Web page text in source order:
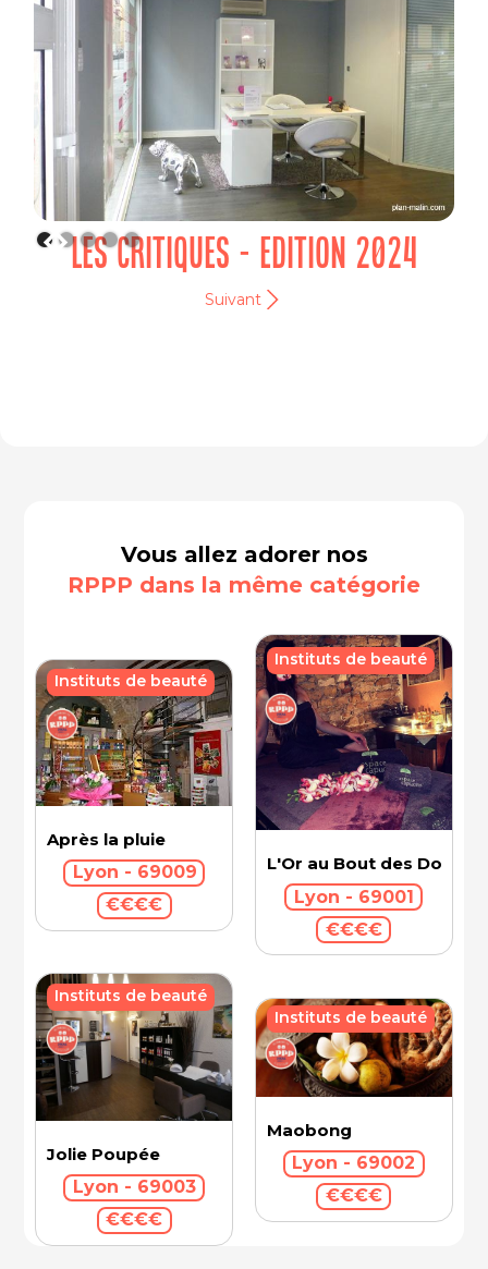
LES CRITIQUES - EDITION 2024
Suivant
Vous allez adorer nos
RPPP dans la même catégorie
Après la pluie
Lyon - 69009
€€€€
Instituts de beauté
L'Or au Bout des Doigts
Lyon - 69001
€€€€
Instituts de beauté
Jolie Poupée
Lyon - 69003
€€€€
Instituts de beauté
Maobong
Lyon - 69002
€€€€
Instituts de beauté